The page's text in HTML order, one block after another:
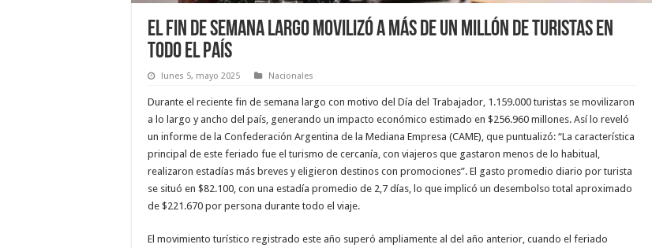
El fin de semana largo movilizó a más de un millón de turistas en
todo el país
lunes 5, mayo 2025 Nacionales
Durante el reciente fin de semana largo con motivo del Día del Trabajador, 1.159.000 turistas se movilizaron
a lo largo y ancho del país, generando un impacto económico estimado en $256.960 millones. Así lo reveló
un informe de la Confederación Argentina de la Mediana Empresa (CAME), que puntualizó: “La característica
principal de este feriado fue el turismo de cercanía, con viajeros que gastaron menos de lo habitual,
realizaron estadías más breves y eligieron destinos con promociones”. El gasto promedio diario por turista
se situó en $82.100, con una estadía promedio de 2,7 días, lo que implicó un desembolso total aproximado
de $221.670 por persona durante todo el viaje.
El movimiento turístico registrado este año superó ampliamente al del año anterior, cuando el feriado